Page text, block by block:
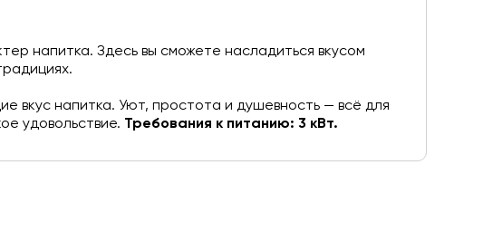
напитка. Здесь вы сможете насладиться вкусом
вкус напитка. Уют, простота и душевность — всё для
удовольствие. Требования к питанию: 3 кВт.